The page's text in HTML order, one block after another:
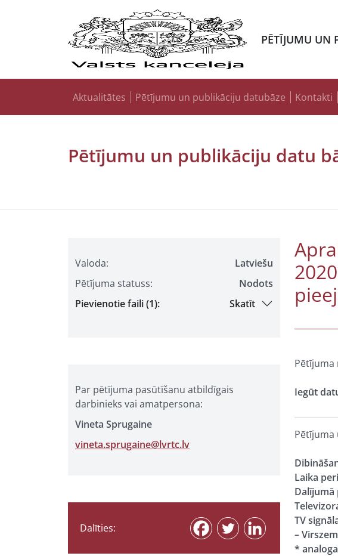
PĒTĪJUMU UN
Aktualitātes Pētījumu un publikāciju datubāze Kontakti
Pētījumu un publikāciju datu
Valoda:
Latviešu
Pētījuma statuss:
Nodots
Pievienotie faili (1):
Skatīt
Par pētījuma pasūtīšanu atbildīgais
darbinieks vai amatpersona:
Vineta Sprugaine
vineta.sprugaine@lvrtc.lv
Dalīties:
Pētījuma
Iegūt
Pētījuma
Laika
Dalījumā
TV
–
*